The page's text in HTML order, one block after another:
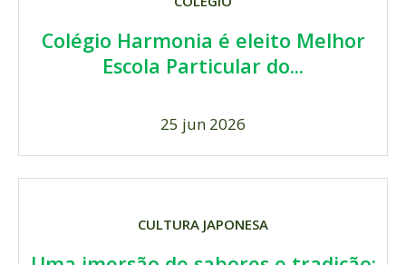
Colégio Harmonia é eleito Melhor
Escola Particular do...
25 jun 2026
CULTURA JAPONESA